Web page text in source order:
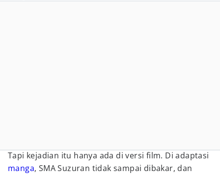
Tapi kejadian itu hanya ada di versi film. Di adaptasi
manga, SMA Suzuran tidak sampai dibakar, dan